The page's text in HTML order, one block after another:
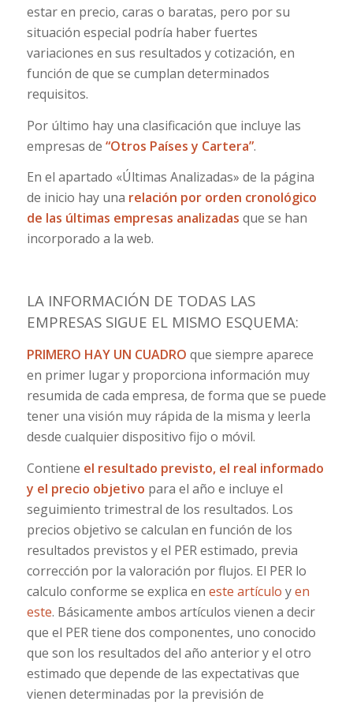
estar en precio, caras o baratas, pero por su
situación especial podría haber fuertes
variaciones en sus resultados y cotización, en
función de que se cumplan determinados
requisitos.
Por último hay una clasificación que incluye las
empresas de “Otros Países y Cartera”.
En el apartado «Últimas Analizadas» de la página
de inicio hay una relación por orden cronológico
de las últimas empresas analizadas que se han
incorporado a la web.
LA INFORMACIÓN DE TODAS LAS
EMPRESAS SIGUE EL MISMO ESQUEMA:
PRIMERO HAY UN CUADRO que siempre aparece
en primer lugar y proporciona información muy
resumida de cada empresa, de forma que se puede
tener una visión muy rápida de la misma y leerla
desde cualquier dispositivo fijo o móvil.
Contiene el resultado previsto, el real informado
y el precio objetivo para el año e incluye el
seguimiento trimestral de los resultados. Los
precios objetivo se calculan en función de los
resultados previstos y el PER estimado, previa
corrección por la valoración por flujos. El PER lo
calculo conforme se explica en este artículo yen
este. Básicamente ambos artículos vienen a decir
que el PER tiene dos componentes, uno conocido
que son los resultados del año anterior y el otro
estimado que depende de las expectativas que
vienen determinadas por la previsión de